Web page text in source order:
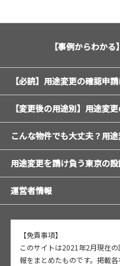
【事例からわか
【必読】用途変更の確認申
【変更後の用途別】用途変
こんな物件でも大丈夫？用
用途変更を請け負う東京の
運営者情報
【免責事項】
このサイトは2021年2月現在
報をまとめたものです。掲載